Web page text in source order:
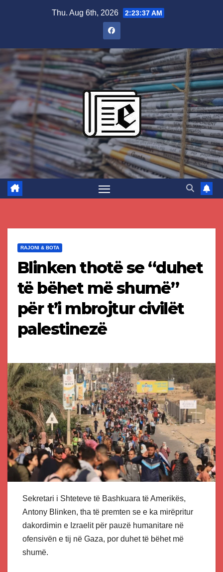
Thu. Aug 6th, 2026 2:23:38 AM
RAJONI & BOTA
Blinken thotë se “duhet
të bëhet më shumë”
për t’i mbrojtur civilët
palestinezë
Sekretari i Shteteve të Bashkuara të Amerikës,
Antony Blinken, tha të premten se e ka mirëpritur
dakordimin e Izraelit për pauzë humanitare në
ofensivën e tij në Gaza, por duhet të bëhet më
shumë.